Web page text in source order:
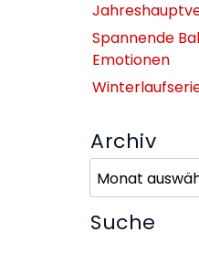
Spannende
Emotionen
Archiv
Suche